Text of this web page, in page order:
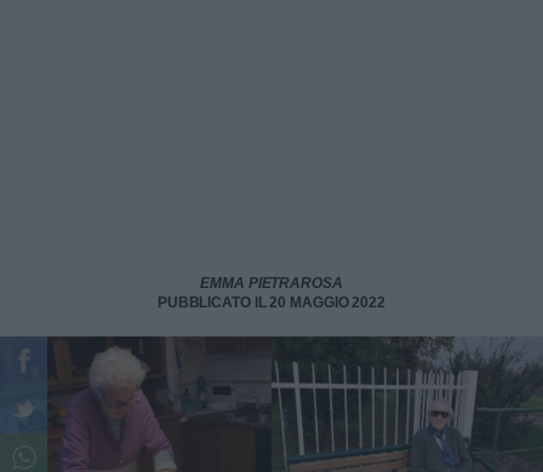
EMMA PIETRAROSA
PUBBLICATO IL 20 MAGGIO 2022